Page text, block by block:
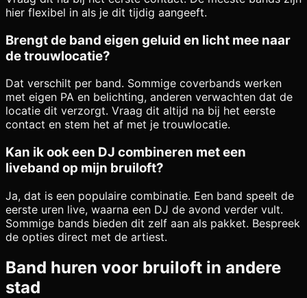
hier flexibel in als je dit tijdig aangeeft.
Brengt de band eigen geluid en licht mee naar
de trouwlocatie?
Dat verschilt per band. Sommige coverbands werken
met eigen PA en belichting, anderen verwachten dat de
locatie dit verzorgt. Vraag dit altijd na bij het eerste
contact en stem het af met je trouwlocatie.
Kan ik ook een DJ combineren met een
liveband op mijn bruiloft?
Ja, dat is een populaire combinatie. Een band speelt de
eerste uren live, waarna een DJ de avond verder vult.
Sommige bands bieden dit zelf aan als pakket. Bespreek
de opties direct met de artiest.
Band huren voor bruiloft in andere
stad